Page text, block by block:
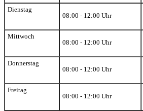
Dienstag
08:00 - 12:00 Uhr
Mittwoch
08:00 - 12:00 Uhr
Donnerstag
08:00 - 12:00 Uhr
Freitag
08:00 - 12:00 Uhr